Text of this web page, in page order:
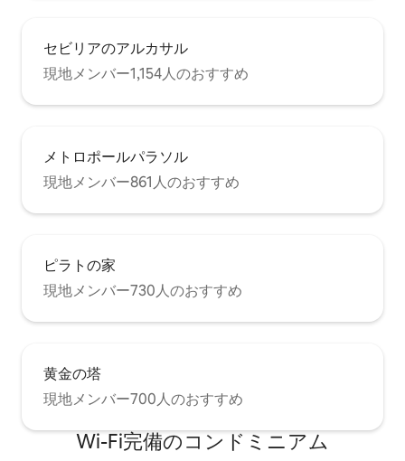
セビリアのアルカサル
現地メンバー1,154人のおすすめ
メトロポールパラソル
現地メンバー861人のおすすめ
ピラトの家
現地メンバー730人のおすすめ
黄金の塔
現地メンバー700人のおすすめ
Wi-Fi完備のコンドミニアム